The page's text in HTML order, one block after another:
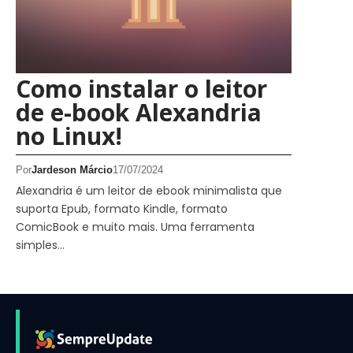
Como instalar o leitor
de e-book Alexandria
no Linux!
PorJardeson Márcio17/07/2024
Alexandria é um leitor de ebook minimalista que
suporta Epub, formato Kindle, formato
ComicBook e muito mais. Uma ferramenta
simples…